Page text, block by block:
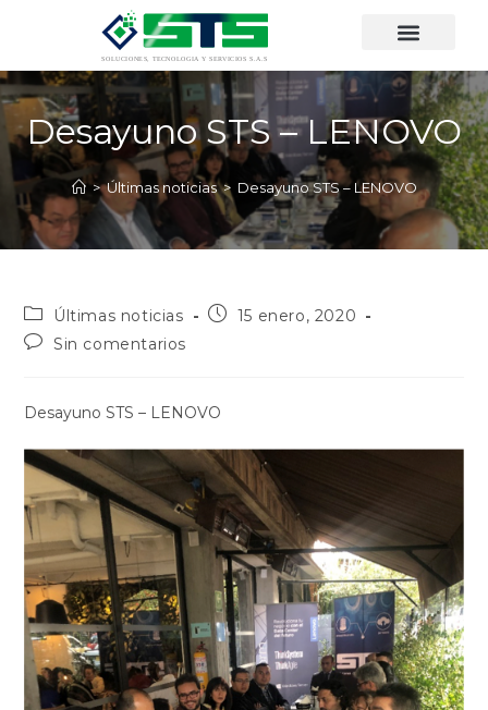
Desayuno STS – LENOVO
> Últimas noticias > Desayuno STS – LENOVO
Últimas noticias
15 enero, 2020
Sin comentarios
Desayuno STS – LENOVO